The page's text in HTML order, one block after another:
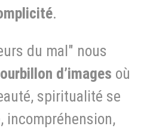
.
du mal" nous
d’images où
spiritualité se
incompréhension,